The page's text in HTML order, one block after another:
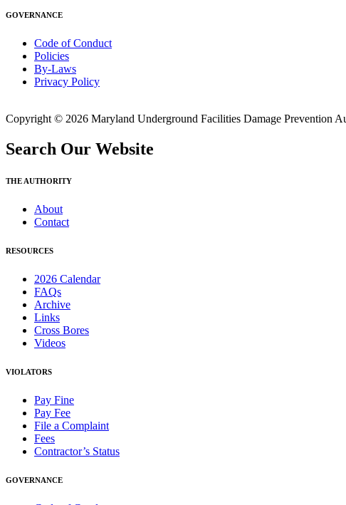
GOVERNANCE
Code of Conduct
Policies
By-Laws
Privacy Policy
Copyright © 2026 Maryland Underground Facilities Damage Prevention
Search Our Website
THE AUTHORITY
About
Contact
RESOURCES
2026 Calendar
FAQs
Archive
Links
Cross Bores
Videos
VIOLATORS
Pay Fine
Pay Fee
File a Complaint
Fees
Contractor’s Status
GOVERNANCE